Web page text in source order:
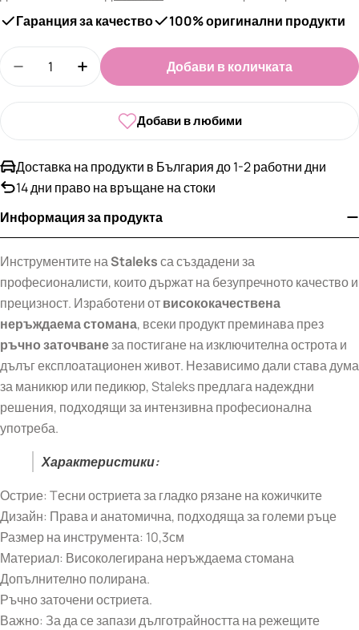
Гаранция за качество 100% оригинални продукти
Намали количеството за Ножички за кожички
Увеличи количеството за Ножички за
Добави в количката
Добави в любими
Доставка на продукти в България до 1-2 работни дни
14 дни право на връщане на стоки
Информация за продукта
Инструментите наStaleksса създадени за
професионалисти, които държат на безупречното качество и
прецизност. Изработени отвисококачествена
неръждаема стомана, всеки продукт преминава през
ръчно заточванеза постигане на изключителна острота и
дълъг експлоатационен живот. Независимо дали става дума
за маникюр или педикюр, Staleks предлага надеждни
решения, подходящи за интензивна професионална
употреба.
Характеристики:
Острие: Tесни остриета за гладко рязане на кожичките
Дизайн: Права и анатомична, подходяща за големи ръце
Размер на инструмента: 10,3см
Материал: Високолегирана неръждаема стомана
Допълнително полирана.
Ръчно заточени остриета.
Важно: За да се запази дълготрайността на режещите